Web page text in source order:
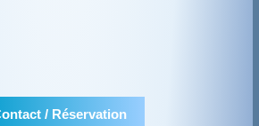
/ Réservation